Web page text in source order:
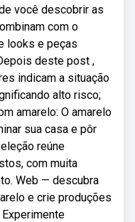
você descobrir as
com o
looks e peças
deste post ,
indicam a situação
alto risco;
amarelo: O amarelo
sua casa e pôr
reúne
com muita
Web — descubra
e crie produções